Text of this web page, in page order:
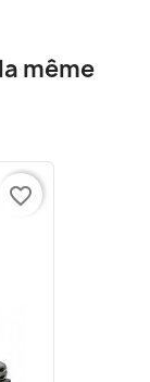
même
favorite_border